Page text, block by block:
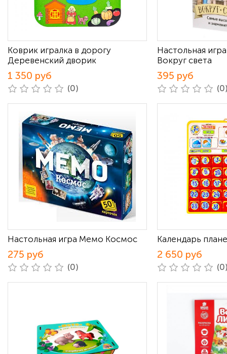
Коврик игралка в дорогу
Деревенский дворик
1 350 руб
(0)
Настольная
Вокруг света
395 руб
Настольная игра Мемо Космос
275 руб
(0)
Календарь
2 650 руб